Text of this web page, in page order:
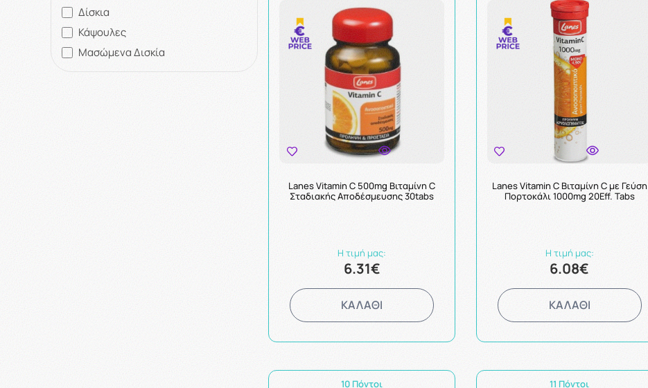
Δίσκια
Κάψουλες
Μασώμενα Δισκία
Lanes Vitamin C 500mg Βιταμίνη C
Σταδιακής Αποδέσμευσης 30tabs
Η τιμή μας:
6.31€
ΚΑΛΑΘΙ
Lanes Vitamin C Βιταμίνη C με Γεύση
Πορτοκάλι 1000mg 20Eff. Tabs
Η τιμή μας:
6.08€
ΚΑΛΑΘΙ
10 Πόντοι 11 Πόντοι